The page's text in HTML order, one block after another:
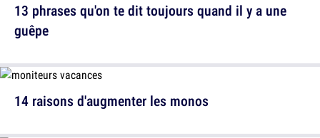
14 raisons d'augmenter les monos
13 phrases qu'on te dit toujours quand il y a une
guêpe